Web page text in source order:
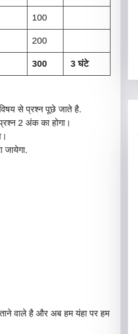
100
200
300 3 घंटे
से प्रश्न पूछे जाते है.
2 अंक का होगा।
जायेगा.
वाले है और अब हम यंहा पर हम